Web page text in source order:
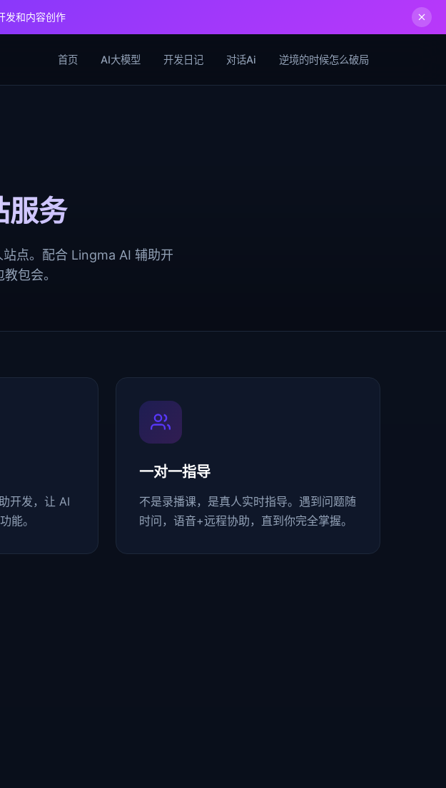
发和内容创作
首页 AI大模型 开发日记 对话Ai 逆境的时候怎么破局
服务
点。配合 Lingma AI 辅助开
包会。
开发，让 AI
能。
一对一指导
不是录播课，是真人实时指导。遇到问题随
时问，语音+远程协助，直到你完全掌握。